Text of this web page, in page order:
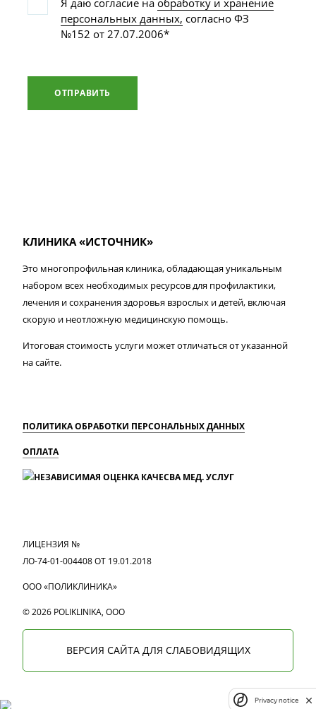
Я даю согласие на обработку и хранение
персональных данных, согласно ФЗ
№152 от 27.07.2006*
ОТПРАВИТЬ
КЛИНИКА «ИСТОЧНИК»
Это многопрофильная клиника, обладающая уникальным
набором всех необходимых ресурсов для профилактики,
лечения и сохранения здоровья взрослых и детей, включая
скорую и неотложную медицинскую помощь.
Итоговая стоимость услуги может отличаться от указанной
на сайте.
ПОЛИТИКА ОБРАБОТКИ ПЕРСОНАЛЬНЫХ ДАННЫХ
ОПЛАТА
ЛИЦЕНЗИЯ №
ЛО-74-01-004408 ОТ 19.01.2018
ООО «ПОЛИКЛИНИКА»
© 2026 POLIKLINIKA, OOO
ВЕРСИЯ САЙТА ДЛЯ СЛАБОВИДЯЩИХ
Privacy notice